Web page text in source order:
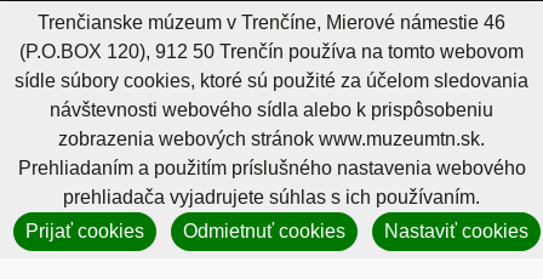
Kontakty
Organizácia je v zriaďovateľskej pôsobnosti
Trenčianskeho samosprávneho kraja
TRENČIANSKE MÚZEUM V TRENČÍNE
Mierové námestie 46
Trenčianske múzeum v Trenčíne, Mierové námestie 46
(P.O.BOX 120), 912 50 Trenčín používa na tomto webovom
sídle súbory cookies, ktoré sú použité za účelom sledovania
návštevnosti webového sídla alebo k prispôsobeniu
zobrazenia webových stránok www.muzeumtn.sk.
Prehliadaním a použitím príslušného nastavenia webového
prehliadača vyjadrujete súhlas s ich používaním.
Prijať cookies
Odmietnuť cookies Nastaviť cookies